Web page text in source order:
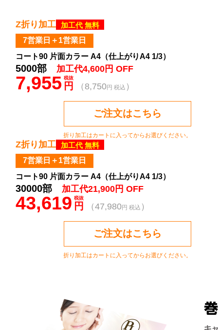
Z折り加工
加工代 無料
7営業日＋1営業日
コート90 片面カラー A4（仕上がりA4 1/3）
5000部 加工代4,600円 OFF
7,955 円
税抜
（8,750円 税込 ）
ご注文はこちら
折り加工はカートに入ってからお選びください。
Z折り加工
加工代 無料
7営業日＋1営業日
コート90 片面カラー A4（仕上がりA4 1/3）
30000部 加工代21,900円 OFF
43,619 円
税抜
（47,980円 税込 ）
ご注文はこちら
折り加工はカートに入ってからお選びください。